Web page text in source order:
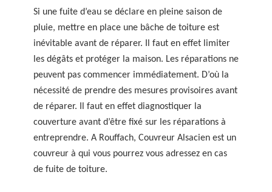
Si une fuite d’eau se déclare en pleine saison de
pluie, mettre en place une bâche de toiture est
inévitable avant de réparer. Il faut en effet limiter
les dégâts et protéger la maison. Les réparations ne
peuvent pas commencer immédiatement. D’où la
nécessité de prendre des mesures provisoires avant
de réparer. Il faut en effet diagnostiquer la
couverture avant d’être fixé sur les réparations à
entreprendre. A Rouffach, Couvreur Alsacien est un
couvreur à qui vous pourrez vous adressez en cas
de fuite de toiture.